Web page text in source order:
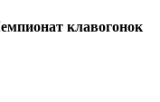
клавогонок